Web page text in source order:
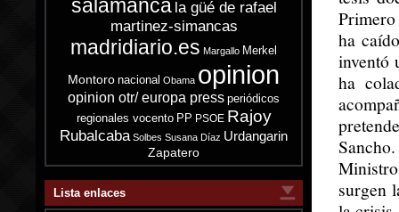
salamanca la güé de rafael
martinez-simancas
madridiario.es Margallo Merkel
Montoro nacional Obama opinion
opinion otr/ europa press periódicos
regionales vocento PP PSOE Rajoy
Rubalcaba Solbes Susana Díaz Urdangarin
Zapatero
Lista enlaces
ha
inventó
ha
Sancho.
surgen